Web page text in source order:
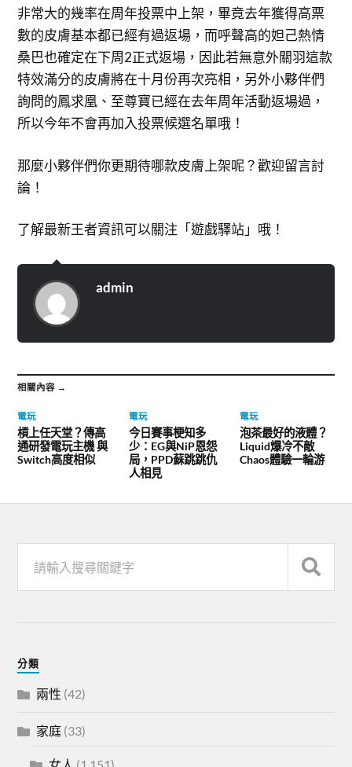
非常大的幾率在周年投票中上架，畢竟去年獲得高票
數的皮膚基本都已經有過返場，而呼聲高的妲己熱情
桑巴也確定在下周2正式返場，因此若無意外關羽這款
特效滿分的皮膚將在十月份再次亮相，另外小夥伴們
詢問的鳳求凰、至尊寶已經在去年周年活動返場過，
所以今年不會再加入投票候選名單哦！
那麼小夥伴們你更期待哪款皮膚上架呢？歡迎留言討
論！
了解最新王者資訊可以關注「遊戲驛站」哦！
admin
相關內容 →
電玩
槓上任天堂？傳高
通研發電玩主機 與
Switch高度相似
電玩
今日賽事梗知多
少：EG與NiP恩怨
局，PPD蘇跳跳仇
人相見
電玩
泡茶最好的液體？
Liquid爆冷不敵
Chaos體驗一輪游
分類
兩性 (42)
家庭 (33)